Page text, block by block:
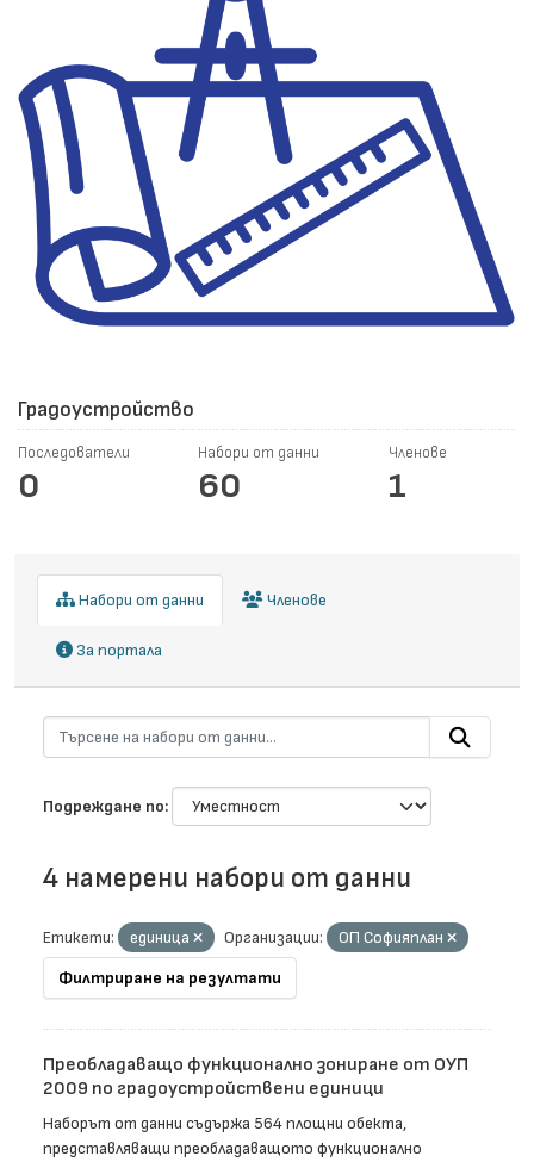
Градоустройство
Последователи
0
Набори от данни
60
Членове
1
Набори от данни Членове
За портала
Подреждане по
4 намерени набори от данни
Етикети: единица Организации:
ОП Софияплан
Филтриране на резултати
Преобладаващо функционално зониране от ОУП
2009 по градоустройствени единици
Наборът от данни съдържа 564 площни обекта,
представляващи преобладаващото функционално